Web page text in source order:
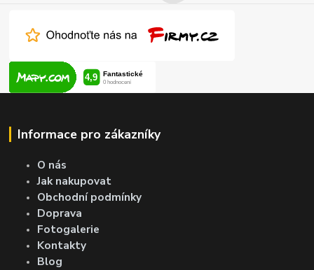
Informace pro zákazníky
O nás
Jak nakupovat
Obchodní podmínky
Doprava
Fotogalerie
Kontakty
Blog